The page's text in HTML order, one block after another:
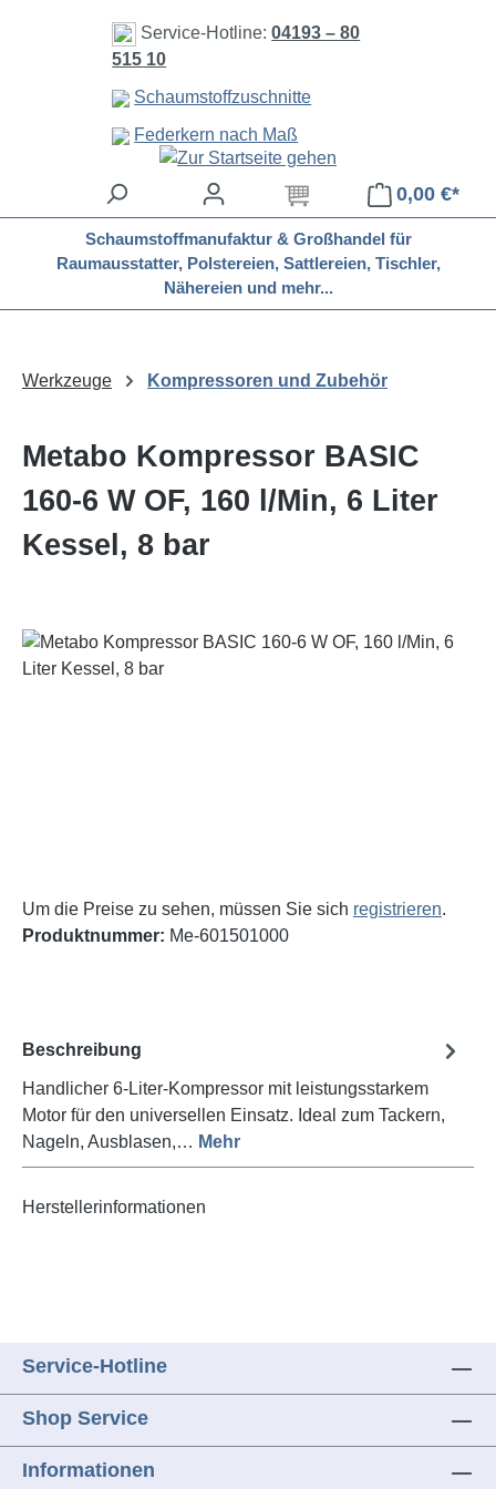
Zum Hauptinhalt springen
Service-Hotline:04193 – 80
515 10
Schaumstoffzuschnitte
Federkern nach Maß
0,00 €*
Schaumstoffmanufaktur & Großhandel für
Raumausstatter, Polstereien, Sattlereien, Tischler,
Nähereien und mehr...
Werkzeuge Kompressoren und Zubehör
Metabo Kompressor BASIC
160-6 W OF, 160 l/Min, 6 Liter
Kessel, 8 bar
Bildergalerie überspringen
Um die Preise zu sehen, müssen Sie sich registrieren.
Produktnummer: Me-601501000
Beschreibung
Handlicher 6-Liter-Kompressor mit leistungsstarkem
Motor für den universellen Einsatz. Ideal zum Tackern,
Nageln, Ausblasen,… Mehr
Herstellerinformationen
Service-Hotline
Shop Service
Informationen